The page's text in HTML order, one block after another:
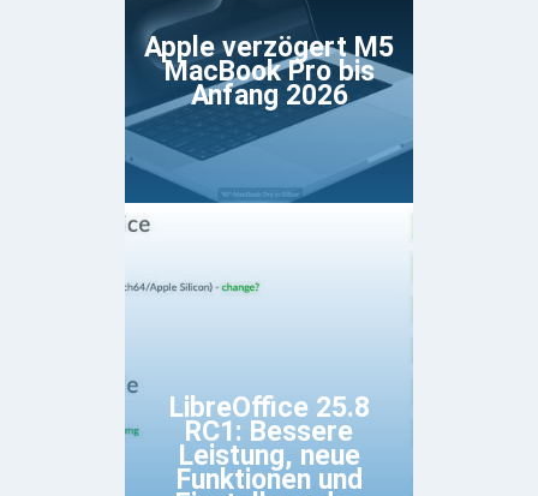
Apple verzögert M5
MacBook Pro bis
Anfang 2026
LibreOffice 25.8
RC1: Bessere
Leistung, neue
Funktionen und